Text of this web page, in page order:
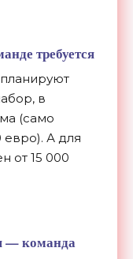
требуется
в
(само
евро). А для
от 15 000
— команда